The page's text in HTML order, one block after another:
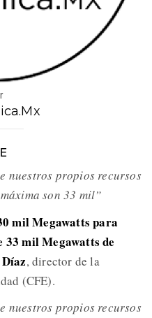
nuestros propios recursos
son 33 mil”
mil Megawatts para
33 mil Megawatts de
, director de la
(CFE).
nuestros propios recursos